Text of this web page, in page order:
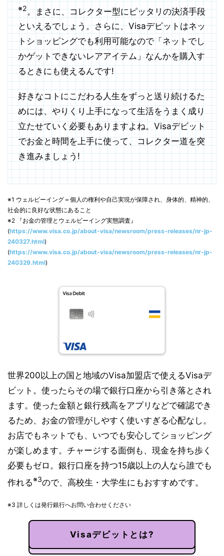
※2。まさに、コレクター型にピッタリの決済手段
といえるでしょう。さらに、Visaデビットはネッ
トショッピングでも利用可能なので「ネットでし
かゲットできないレアアイテム」なんかを購入す
るときにも使えるんです!
好きなコトにこだわる人生をずっと送り続けるた
めには、やりくり上手になって生活をうまく成り
立たせていく必要もありますよね。Visaデビット
でお金と時間を上手に使って、コレクター道を突
き進みましょう!
※1 ウェルビーイング＝個人の権利や自己実現が保障され、身体的、精神的、
社会的に良好な状態にあること
※2 『お金の管理とウェルビーイング実態調査』
(https://www.visa.co.jp/about-visa/newsroom/press-releases/nr-jp-
240327.html)
(https://www.visa.co.jp/about-visa/newsroom/press-releases/nr-jp-
240329.html)
世界200以上の国と地域のVisa加盟店で使えるVisaデ
ビット。使ったらその場で銀行口座から引き落とされ
ます。使った金額と銀行残高をアプリなどで確認でき
るため、お金の管理がしやすく使いすぎる心配なし。
お店でもネットでも、いつでも安心してショッピング
が楽しめます。チャージする面倒も、現金を持ち歩く
必要もゼロ。銀行口座を持つ15歳以上の人なら誰でも
作れる※3ので、高校生・大学生にもおすすめです。
※3 詳しくは発行銀行へお問い合わせください
Visaデビットとは?